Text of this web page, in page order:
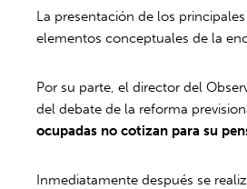
La presentación de los
elementos conceptuales de la
Por su parte, el director del
del debate de la reforma
ocupadas no cotizan para su
Inmediatamente después se